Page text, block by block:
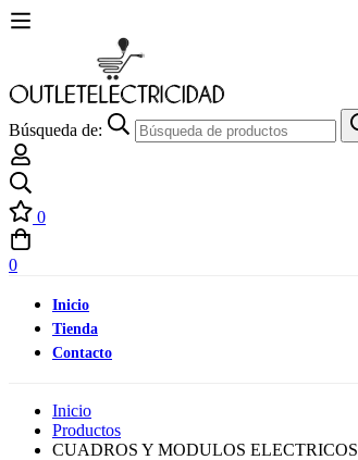
Búsqueda de:
0
0
Inicio
Tienda
Contacto
Inicio
Productos
CUADROS Y MODULOS ELECTRICOS